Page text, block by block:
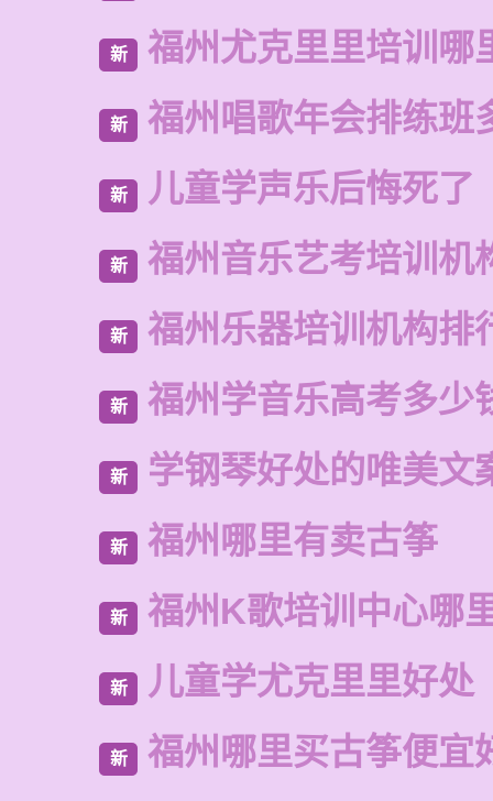
新 福州尤克里里培训哪
新 福州唱歌年会排练班
新 儿童学声乐后悔死了
新 福州音乐艺考培训机
新 福州乐器培训机构排
新 福州学音乐高考多少
新 学钢琴好处的唯美文
新 福州哪里有卖古筝
新 福州K歌培训中心哪
新 儿童学尤克里里好处
新 福州哪里买古筝便宜